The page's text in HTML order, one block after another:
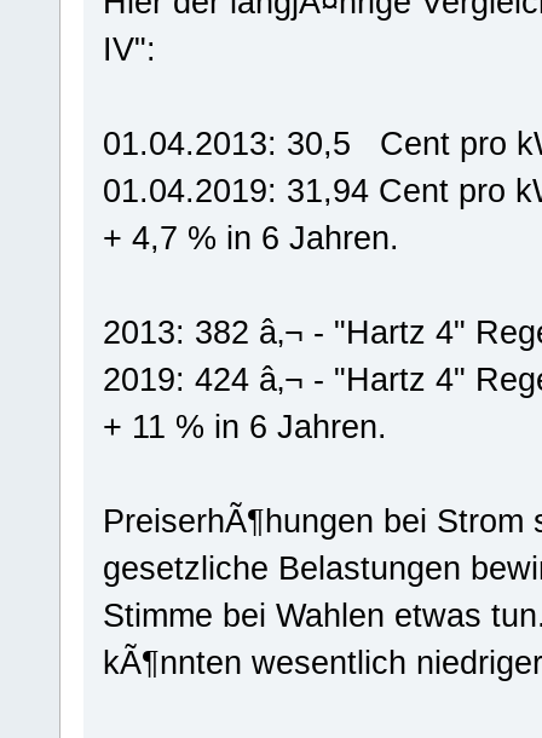
IV":
01.04.2013: 30,5 Cent pro
01.04.2019: 31,94 Cent pro
+ 4,7 % in 6 Jahren.
2013: 382 â‚¬ - "Hartz 4"
2019: 424 â‚¬ - "Hartz 4"
+ 11 % in 6 Jahren.
PreiserhÃ¶hungen bei
gesetzliche Belastungen
Stimme bei Wahlen etwas
kÃ¶nnten wesentlich